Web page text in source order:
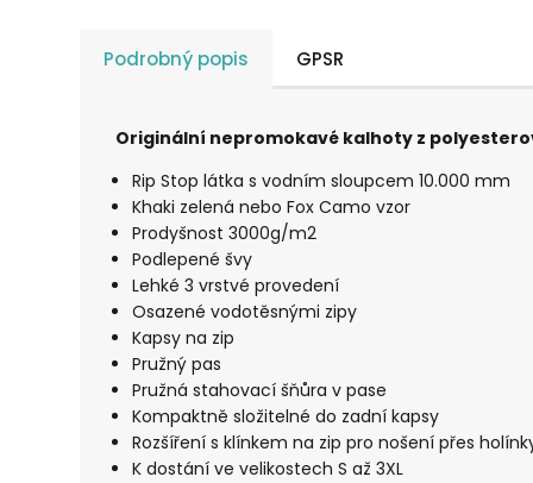
Podrobný popis GPSR
Originální nepromokavé kalhoty z
Rip Stop látka s vodním sloupcem 10.000 mm
Khaki zelená nebo Fox Camo vzor
Prodyšnost 3000g/m2
Podlepené švy
Lehké 3 vrstvé provedení
Osazené vodotěsnými zipy
Kapsy na zip
Pružný pas
Pružná stahovací šňůra v pase
Kompaktně složitelné do zadní kapsy
Rozšíření s klínkem na zip pro nošení přes
K dostání ve velikostech S až 3XL